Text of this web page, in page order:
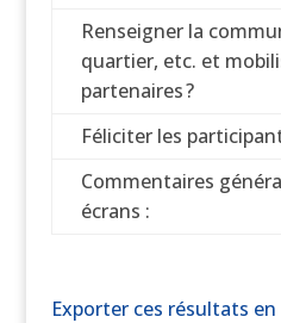
Renseigner la
quartier, etc. et
partenaires ?
Féliciter les
Commentaires
écrans :
Exporter ces résultats en